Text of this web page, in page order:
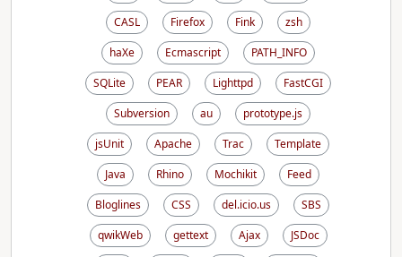
CASL
Firefox Fink
zsh
haXe
Ecmascript
PATH_INFO
SQLite
PEAR Lighttpd
FastCGI
Subversion
au
prototype.js
jsUnit
Apache Trac
Template
Java
Rhino Mochikit
Feed
Bloglines
CSS del.icio.us
SBS
qwikWeb
gettext Ajax
JSDoc